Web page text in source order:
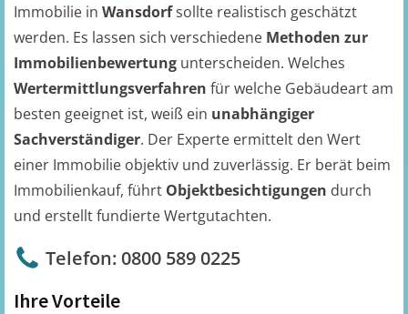
Immobilie in Wansdorfsollte realistisch geschätzt
werden. Es lassen sich verschiedene Methoden zur
Immobilienbewertung unterscheiden. Welches
Wertermittlungsverfahren für welche Gebäudeart am
besten geeignet ist, weiß ein unabhängiger
Sachverständiger. Der Experte ermittelt den Wert
einer Immobilie objektiv und zuverlässig. Er berät beim
Immobilienkauf, führt Objektbesichtigungen durch
und erstellt fundierte Wertgutachten.
Telefon: 0800 589 0225
Ihre Vorteile